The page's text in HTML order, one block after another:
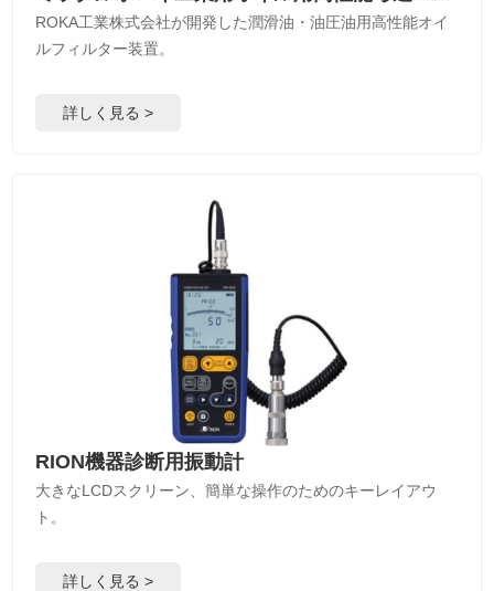
ROKA工業株式会社が開発した潤滑油・油圧油用高性能オイ
ルフィルター装置。
詳しく見る >
RION機器診断用振動計
大きなLCDスクリーン、簡単な操作のためのキーレイアウ
ト。
詳しく見る >